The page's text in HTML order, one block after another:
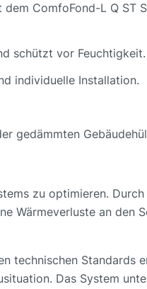
ComfoFond-L Q ST
schützt vor Feuchtigkeit.
individuelle Installation.
gedämmten
zu optimieren.
Wärmeverluste an den
technischen Standards
Das System